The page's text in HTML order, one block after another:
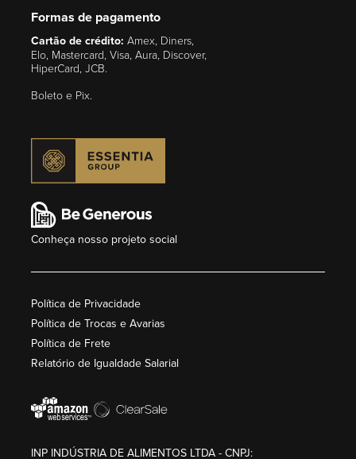
Formas de pagamento
Cartão de crédito: Amex, Diners,
Elo, Mastercard, Visa, Aura, Discover,
HiperCard, JCB.
Boleto e Pix.
Conheça nosso projeto social
Política de Privacidade
Política de Trocas e Avarias
Política de Frete
Relatório de Igualdade Salarial
INP INDÚSTRIA DE ALIMENTOS LTDA - CNPJ: